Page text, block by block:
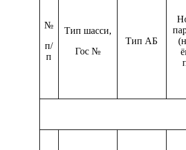
№
п/
п
Тип шасси,
Гос №
Тип АБ